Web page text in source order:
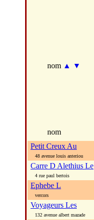
nom ▲ ▼
nom
Petit Creux Au
48 avenue louis anteriou
Carre D Alethius Le
4 rue paul bertois
Ephebe L
vercors
Voyageurs Les
132 avenue albert mazade